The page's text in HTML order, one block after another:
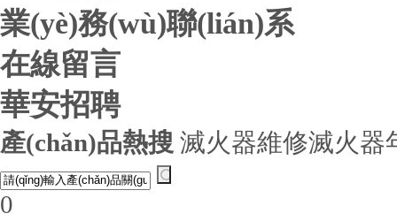
業(yè)務(wù)聯(lián)系
在線留言
華安招聘
產(chǎn)品熱搜 滅火器維修滅火器
0